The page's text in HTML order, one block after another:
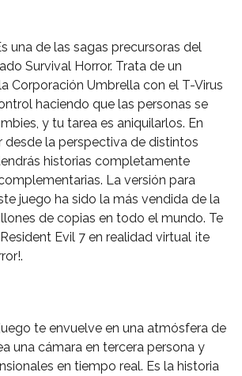
una de las sagas precursoras del
Survival Horror. Trata de un
Corporación Umbrella con el T-Virus
haciendo que las personas se
y tu tarea es aniquilarlos. En
desde la perspectiva de distintos
historias completamente
La versión para
juego ha sido la más vendida de la
de copias en todo el mundo. Te
Evil 7 en realidad virtual ¡te
te envuelve en una atmósfera de
una cámara en tercera persona y
en tiempo real. Es la historia